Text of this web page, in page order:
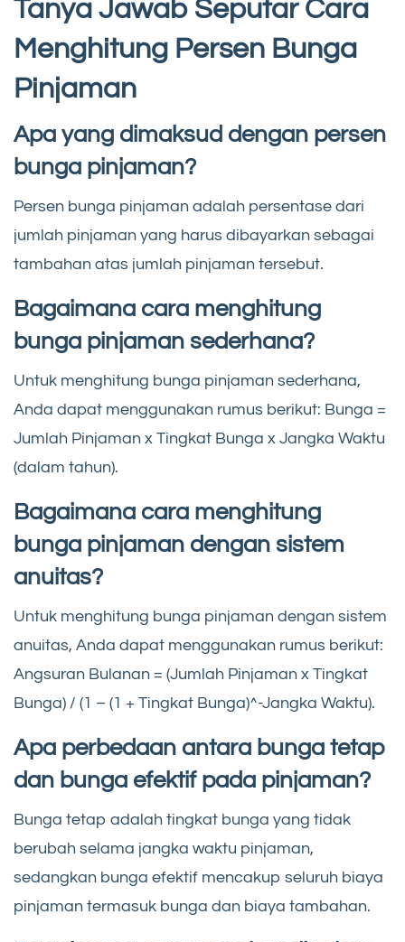
Tanya Jawab Seputar Cara
Menghitung Persen Bunga
Pinjaman
Apa yang dimaksud dengan persen
bunga pinjaman?
Persen bunga pinjaman adalah persentase dari
jumlah pinjaman yang harus dibayarkan sebagai
tambahan atas jumlah pinjaman tersebut.
Bagaimana cara menghitung
bunga pinjaman sederhana?
Untuk menghitung bunga pinjaman sederhana,
Anda dapat menggunakan rumus berikut: Bunga =
Jumlah Pinjaman x Tingkat Bunga x Jangka Waktu
(dalam tahun).
Bagaimana cara menghitung
bunga pinjaman dengan sistem
anuitas?
Untuk menghitung bunga pinjaman dengan sistem
anuitas, Anda dapat menggunakan rumus berikut:
Angsuran Bulanan = (Jumlah Pinjaman x Tingkat
Bunga) / (1 – (1 + Tingkat Bunga)^-Jangka Waktu).
Apa perbedaan antara bunga tetap
dan bunga efektif pada pinjaman?
Bunga tetap adalah tingkat bunga yang tidak
berubah selama jangka waktu pinjaman,
sedangkan bunga efektif mencakup seluruh biaya
pinjaman termasuk bunga dan biaya tambahan.